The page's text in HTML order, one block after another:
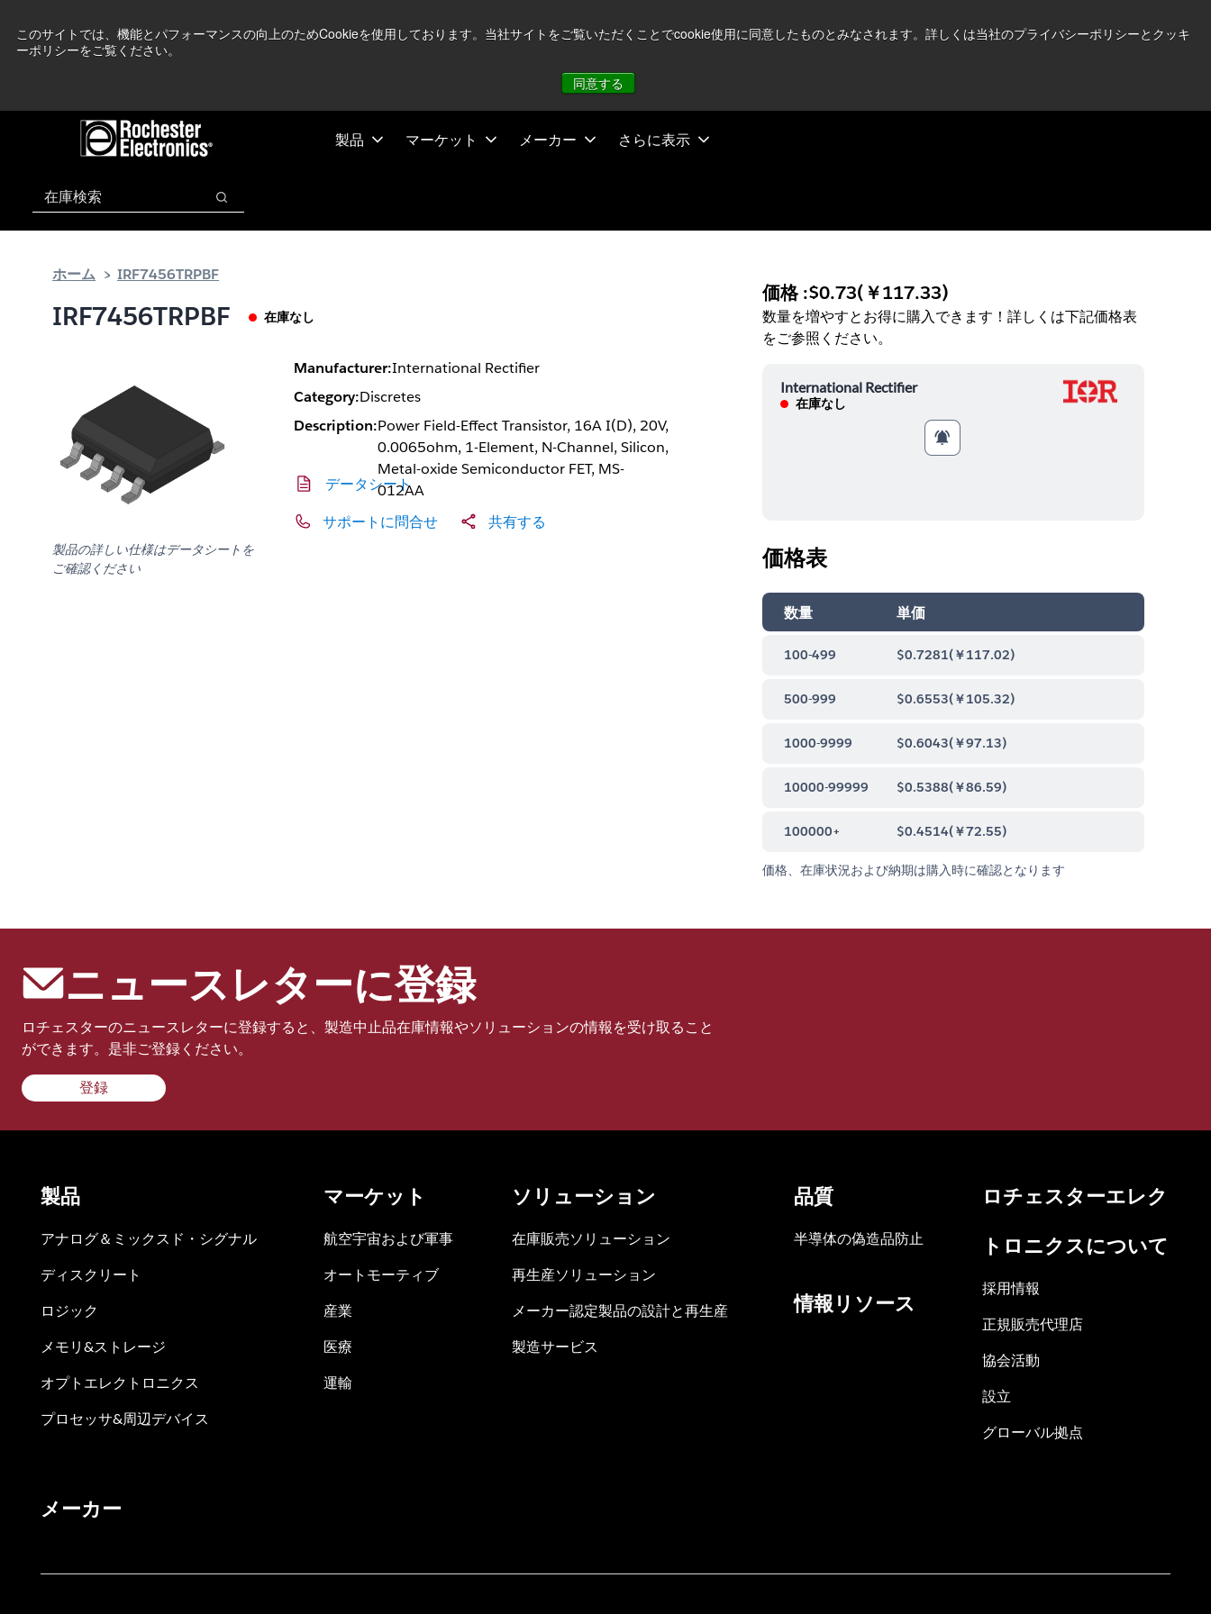
このサイトでは、機能とパフォーマンスの向上のためCookieを使用しております。当社サイトをご覧いただくことでcookie使用に同意したものとみなされます。詳しくは当社のプライバシーポリシーとクッキ
ーポリシーをご覧ください。
同意する
製品 マーケット メーカー さらに表示
検索
検索
ホーム IRF7456TRPBF
IRF7456TRPBF 在庫なし
製品の詳しい仕様はデータシートを
ご確認ください
Manufacturer:International Rectifier
Category:Discretes
Description:Power Field-Effect Transistor, 16A I(D), 20V,
0.0065ohm, 1-Element, N-Channel, Silicon,
Metal-oxide Semiconductor FET, MS-
012AA
データシート
サポートに問合せ 共有する
価格 :$0.73(￥117.33)
数量を増やすとお得に購入できます！詳しくは下記価格表
をご参照ください。
International Rectifier
在庫なし
価格表
数量 単価
100-499 $0.7281(￥117.02)
500-999 $0.6553(￥105.32)
1000-9999 $0.6043(￥97.13)
10000-99999 $0.5388(￥86.59)
100000+ $0.4514(￥72.55)
価格、在庫状況および納期は購入時に確認となります
ニュースレターに登録
ロチェスターのニュースレターに登録すると、製造中止品在庫情報やソリューションの情報を受け取ること
ができます。是非ご登録ください。
登録
製品
アナログ＆ミックスド・シグナル
ディスクリート
ロジック
メモリ&ストレージ
オプトエレクトロニクス
プロセッサ&周辺デバイス
マーケット
航空宇宙および軍事
オートモーティブ
産業
医療
運輸
ソリューション
在庫販売ソリューション
再生産ソリューション
メーカー認定製品の設計と再生産
製造サービス
品質
半導体の偽造品防止
情報リソース
ロチェスターエレク
トロニクスについて
採用情報
正規販売代理店
協会活動
設立
グローバル拠点
メーカー